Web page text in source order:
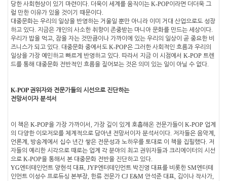
당한 사회현상이 있기 마련이다. 더욱이 세계를 움직이는 K-POP이라면 더더욱 그
럴 만한 이유가 있을 것이기 때문이다.
대중문화는 우리의 일상을 반영하는 거울일 뿐만 아니라 이미 거대 산업으로도 성장
하고 있다. 지금은 개인의 사소한 취향이 존중받는 마니아 문화를 만드는 세상이다.
우리가 밥을 먹고, 잠을 자는 것만큼이나 가까이에 있는 우리의 일상이 곧 중요한 비
즈니스가 되고 있다. 대중문화 중에서도 K-POP은 그러한 사회적인 흐름과 우리의
일상을 가장 예민하고 빠르게 반영하고 있다. 따라서 지금 이 시점에서 K-POP 트렌
드를 통해 대중문화 전반적인 흐름을 짚어보는 것은 의미 있는 일이 아닐 수 없다.
K-POP권위자와 전문가들의 시선으로 진단하는
전망서이자 분석서
이 책은 K-POP을 가장 가까이서 , 가장 깊이 있게 호흡해온 전문가들이 K-POP 업계
의 다양한 이모저모를 체계적으로 담아낸 전망서이자 분석서이다. 저자들은 음악계 ,
언론계 , 방송계에서 십수 년간 쌓은 전문성과 노하우를 토대로 이 책을 집필했다. 저
자들의 예리한 시각으로 때로는 업계 각 분야의 최고 권위자들과 크리에이터의 시선
으로 K-POP을 통해서 본 대중문화 전반을 진단하고 있다.
YG엔터테인먼트 양현석 대표, JYP엔터테인먼트 박진영 대표를 비롯한 SM엔터테
인먼트 이성수 프로듀싱 본부장, 한류 전문가 CJ E&M 안석준 대표, 김이나 작사가,